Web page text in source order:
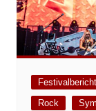
Rock